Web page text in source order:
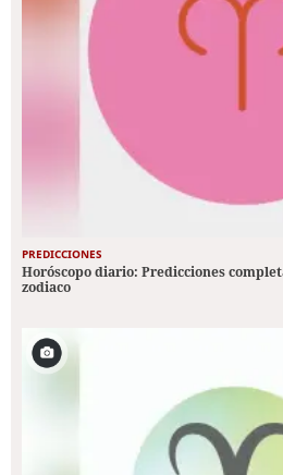
PREDICCIONES
Horóscopo diario: Predicciones
zodiaco